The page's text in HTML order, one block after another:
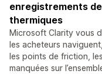
enregistrements
thermiques
Microsoft Clarity vous
les acheteurs
les points de friction,
manquées sur